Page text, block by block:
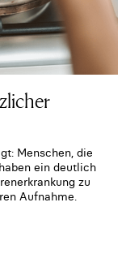
Menschen, die
ein deutlich
zu
Aufnahme.